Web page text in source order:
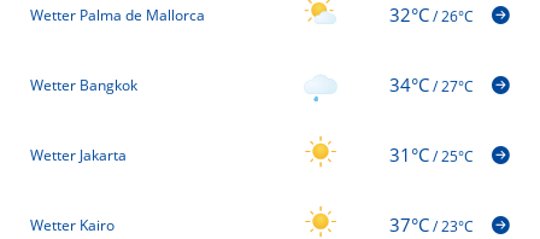
Wetter Palma de Mallorca 32°C/26°C
Wetter Bangkok 34°C/27°C
Wetter Jakarta 31°C/25°C
Wetter Kairo 37°C/23°C